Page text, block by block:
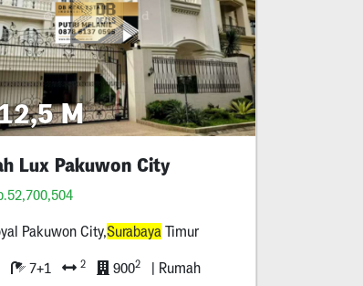
M
Lux Pakuwon City
Pakuwon City,Surabaya Timur
7+1 2 9002 | Rumah